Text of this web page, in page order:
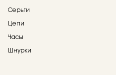
Серьги
Цепи
Часы
Шнурки